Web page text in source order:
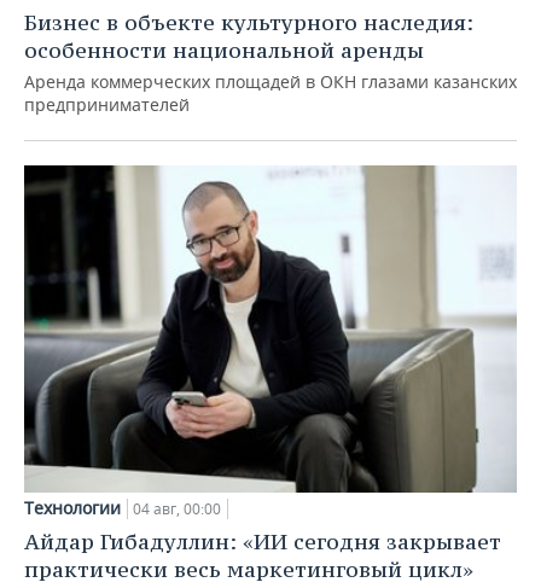
Бизнес в объекте культурного наследия:
особенности национальной аренды
Аренда коммерческих площадей в ОКН глазами казанских
предпринимателей
Технологии 04 авг, 00:00
Айдар Гибадуллин: «ИИ сегодня закрывает
практически весь маркетинговый цикл»